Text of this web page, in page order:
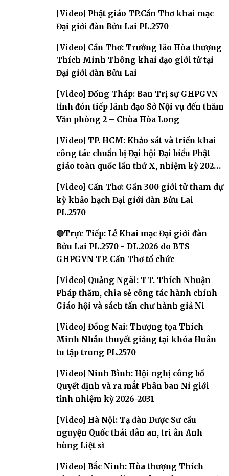
[Video] Phật giáo TP.Cần Thơ khai mạc
Đại giới đàn Bửu Lai PL.2570
[Video] Cần Thơ: Trưởng lão Hòa thượng
Thích Minh Thông khai đạo giới tử tại
Đại giới đàn Bửu Lai
[Video] Đồng Tháp: Ban Trị sự GHPGVN
tỉnh đón tiếp lãnh đạo Sở Nội vụ đến thăm
Văn phòng 2 – Chùa Hòa Long
[Video] TP. HCM: Khảo sát và triển khai
công tác chuẩn bị Đại hội Đại biểu Phật
giáo toàn quốc lần thứ X, nhiệm kỳ 2026-
[Video] Cần Thơ: Gần 300 giới tử tham dự
kỳ khảo hạch Đại giới đàn Bửu Lai
PL.2570
🔴Trực Tiếp: Lễ Khai mạc Đại giới đàn
Bửu Lai PL.2570 - DL.2026 do BTS
GHPGVN TP. Cần Thơ tổ chức
[Video] Quảng Ngãi: TT. Thích Nhuận
Pháp thăm, chia sẻ công tác hành chính
Giáo hội và sách tấn chư hành giả Ni
[Video] Đồng Nai: Thượng tọa Thích
Minh Nhẫn thuyết giảng tại khóa Huân
tu tập trung PL.2570
[Video] Ninh Bình: Hội nghị công bố
Quyết định và ra mắt Phân ban Ni giới
tỉnh nhiệm kỳ 2026-2031
[Video] Hà Nội: Tạ đàn Dược Sư cầu
nguyện Quốc thái dân an, tri ân Anh
hùng Liệt sĩ
[Video] Bắc Ninh: Hòa thượng Thích